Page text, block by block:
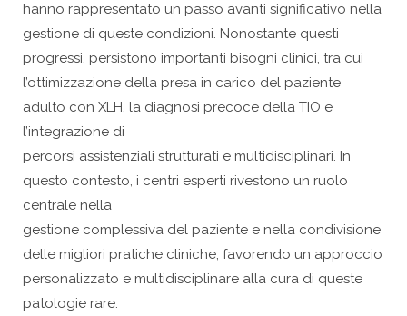
hanno rappresentato un passo avanti significativo nella
gestione di queste condizioni. Nonostante questi
progressi, persistono importanti bisogni clinici, tra cui
l’ottimizzazione della presa in carico del paziente
adulto con XLH, la diagnosi precoce della TIO e
l’integrazione di
percorsi assistenziali strutturati e multidisciplinari. In
questo contesto, i centri esperti rivestono un ruolo
centrale nella
gestione complessiva del paziente e nella condivisione
delle migliori pratiche cliniche, favorendo un approccio
personalizzato e multidisciplinare alla cura di queste
patologie rare.